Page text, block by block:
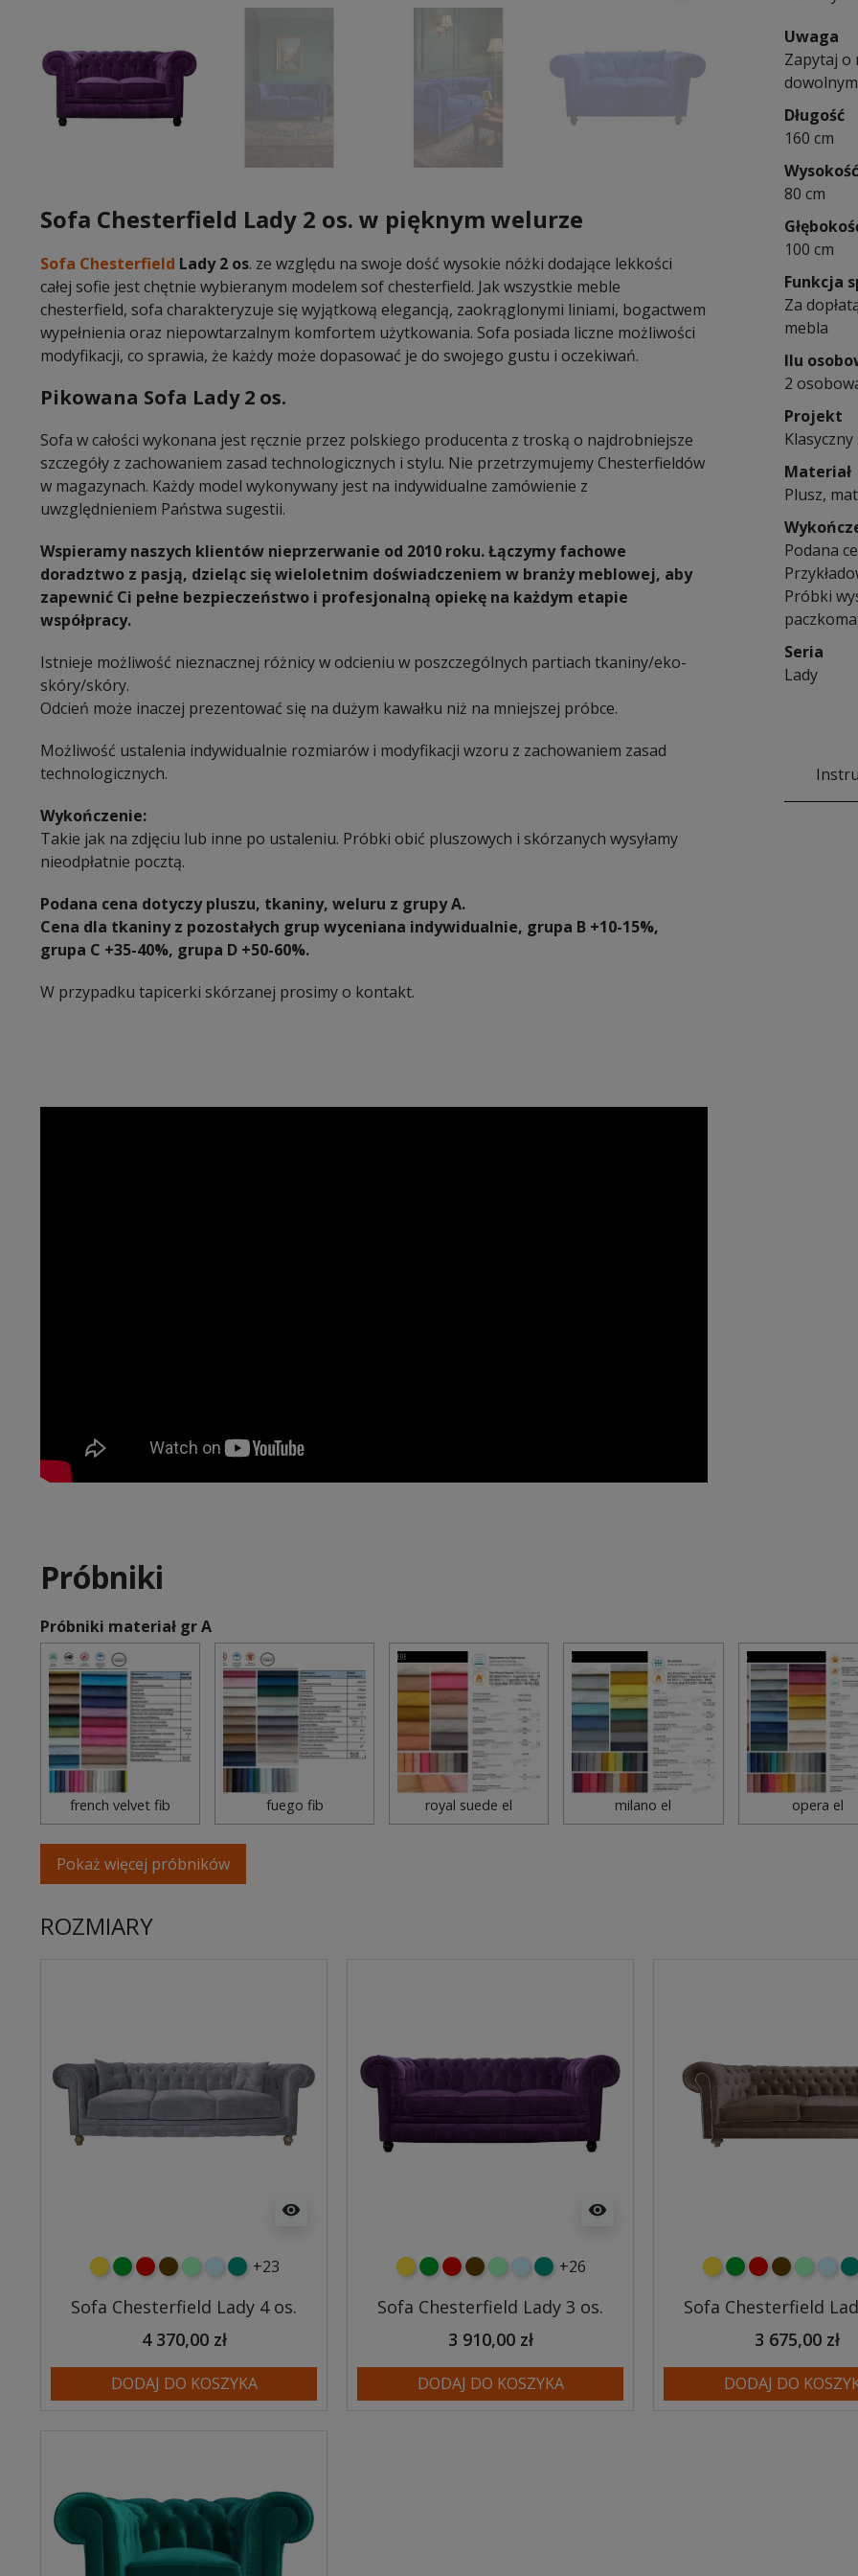
Sofa Chesterfield Lady 2 os. w pięknym welurze
Sofa Chesterfield Lady 2 os. ze względu na swoje dość wysokie nóżki dodające lekkości
całej sofie jest chętnie wybieranym modelem sof chesterfield. Jak wszystkie meble
chesterfield, sofa charakteryzuje się wyjątkową elegancją, zaokrąglonymi liniami, bogactwem
wypełnienia oraz niepowtarzalnym komfortem użytkowania. Sofa posiada liczne możliwości
modyfikacji, co sprawia, że każdy może dopasować je do swojego gustu i oczekiwań.
Pikowana Sofa Lady 2 os.
Sofa w całości wykonana jest ręcznie przez polskiego producenta z troską o najdrobniejsze
szczegóły z zachowaniem zasad technologicznych i stylu. Nie przetrzymujemy Chesterfieldów
w magazynach. Każdy model wykonywany jest na indywidualne zamówienie z
uwzględnieniem Państwa sugestii.
Wspieramy naszych klientów nieprzerwanie od 2010 roku. Łączymy fachowe
doradztwo z pasją, dzieląc się wieloletnim doświadczeniem w branży meblowej, aby
zapewnić Ci pełne bezpieczeństwo i profesjonalną opiekę na każdym etapie
współpracy.
Istnieje możliwość nieznacznej różnicy w odcieniu w poszczególnych partiach tkaniny/eko-
skóry/skóry.
Odcień może inaczej prezentować się na dużym kawałku niż na mniejszej próbce.
Możliwość ustalenia indywidualnie rozmiarów i modyfikacji wzoru z zachowaniem zasad
technologicznych.
Wykończenie:
Takie jak na zdjęciu lub inne po ustaleniu. Próbki obić pluszowych i skórzanych wysyłamy
nieodpłatnie pocztą.
Podana cena dotyczy pluszu, tkaniny, weluru z grupy A.
Cena dla tkaniny z pozostałych grup wyceniana indywidualnie, grupa B +10-15%,
grupa C +35-40%, grupa D +50-60%.
W przypadku tapicerki skórzanej prosimy o kontakt.
Uwaga
Zapytaj o
Długość
160 cm
Wysokość
80 cm
100 cm
Funkcja
Za
mebla
Ilu
2
Projekt
Materiał
Plusz,
Podana
Próbki
Seria
Lady
Próbniki
Próbniki materiał gr A
french velvet fib fuego fib royal suede el milano el opera el
Pokaż więcej próbników
ROZMIARY
visibility
żółtyzielonyczerwony
czekoladowy
miętowybłękitny
turkusowy
+23
Sofa Chesterfield Lady 4 os.
4 370,00 zł
DODAJ DO KOSZYKA
visibility
żółtyzielonyczerwony
czekoladowy
miętowybłękitny
turkusowy
+26
Sofa Chesterfield Lady 3 os.
3 910,00 zł
DODAJ DO KOSZYKA
żółtyzielonyczerwonymiętowy
Sofa Chesterfield
3 675,00 zł
DODAJ DO